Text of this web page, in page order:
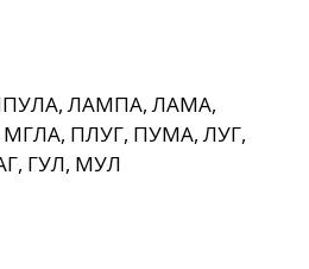
ЛАМПА, ЛАМА,
ПЛУГ, ПУМА, ЛУГ,
ГУЛ, МУЛ